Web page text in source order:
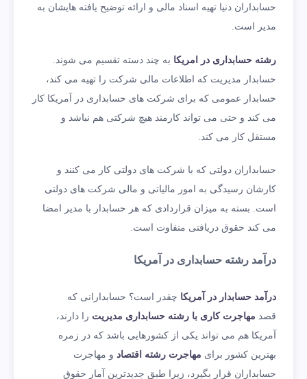
حسابداران دنیا تهیه اسناد مالی و ارائه توضیح یافته هایشان به
مدیر است.
رشته حسابداری در امریکا به چند دسته تقسیم می‌ شوند.
حسابدار مدیریت که اطلاعات مالی شرکت را تهیه می‌ کند،
حسابدار عمومی که برای شرکت های حسابداری در آمریکا کار
می‌ کند و حتی می تواند کارمند هیچ شرکتی هم نباشد و
مستقل کار می‌ کند.
حسابداران دولتی که با شرکت های دولتی کار می‌ کنند و
کارشان رسیدگی به امور مالیاتی و مالی شرکت های دولتی
است. بسته به میزان قراردادی که هر حسابدار با مدیر امضا
می‌ کند حقوق دریافتی متفاوت است.
درآمد رشته حسابداری در آمریکا
درآمد حسابدار در آمریکا چقدر است؟ حسابدارانی که
قصد مهاجرت کاری با رشته حسابداری مدیریت را دارند،
آمریکا هم می‌ تواند یکی از کشورهایی باشد که در زمره
بهترین کشور برای مهاجرت رشته اقتصاد و مهاجرت
حسابداران قرار بگیرد، زیرا طبق جدیدترین آمار حقوق